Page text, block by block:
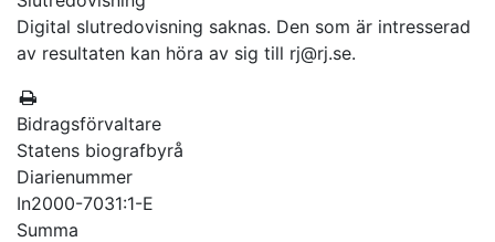
Digital slutredovisning saknas. Den som är intresserad
av resultaten kan höra av sig till rj@rj.se.
Bidragsförvaltare
Statens biografbyrå
Diarienummer
In2000-7031:1-E
Summa